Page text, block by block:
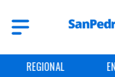
ENTRETENCIÓN